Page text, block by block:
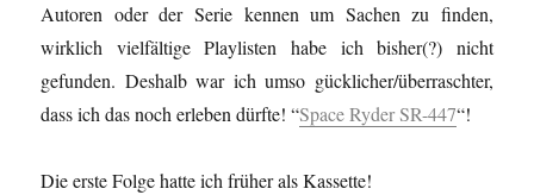
Autoren oder der Serie kennen um Sachen zu finden,
wirklich vielfältige Playlisten habe ich bisher(?) nicht
gefunden. Deshalb war ich umso gücklicher/überraschter,
dass ich das noch erleben dürfte! “Space Ryder SR-447“!
Die erste Folge hatte ich früher als Kassette!